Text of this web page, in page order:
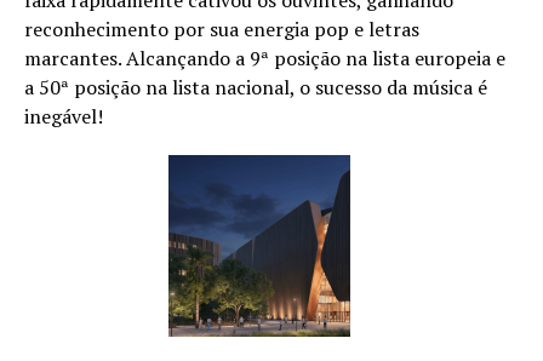
reconhecimento por sua energia pop e letras
marcantes. Alcançando a 9ª posição na lista europeia e
a 50ª posição na lista nacional, o sucesso da música é
inegável!